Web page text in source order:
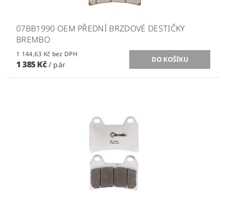
07BB1990 OEM PŘEDNÍ BRZDOVÉ DESTIČKY
BREMBO
1 144,63 Kč bez DPH
1 385 Kč / pár